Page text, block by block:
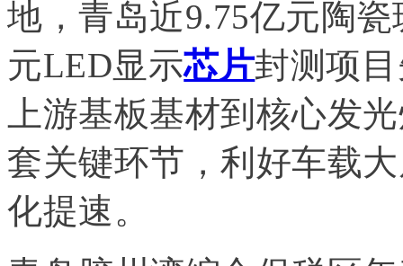
地，青岛近9.75亿元陶
元LED显示芯片封测项
上游基板基材到核心发
套关键环节，利好车载
化提速。